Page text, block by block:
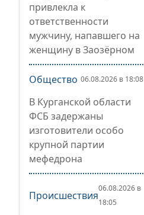
привлекла к
ответственности
мужчину, напавшего на
женщину в Заозёрном
Общество 06.08.2026 в 18:08
В Курганской области
ФСБ задержаны
изготовители особо
крупной партии
мефедрона
Происшествия
06.08.2026 в
18:05